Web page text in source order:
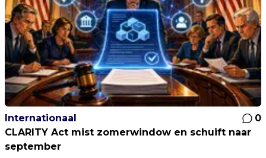
Internationaal
0
CLARITY Act mist zomerwindow en schuift naar
september